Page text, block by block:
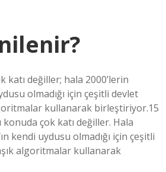
değiller; hala 2000’lerin
olmadığı için çeşitli devlet
kullanarak birleştiriyor.15
çok katı değiller. Hala
kendi uydusu olmadığı için çeşitli
algoritmalar kullanarak